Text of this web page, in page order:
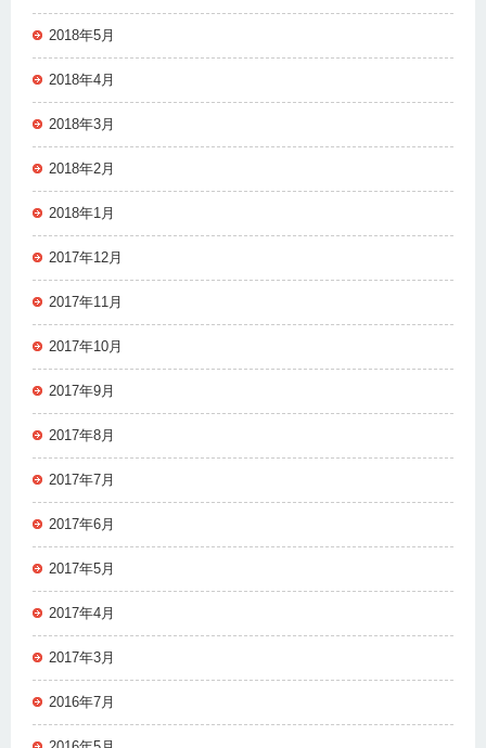
2018年5月
2018年4月
2018年3月
2018年2月
2018年1月
2017年12月
2017年11月
2017年10月
2017年9月
2017年8月
2017年7月
2017年6月
2017年5月
2017年4月
2017年3月
2016年7月